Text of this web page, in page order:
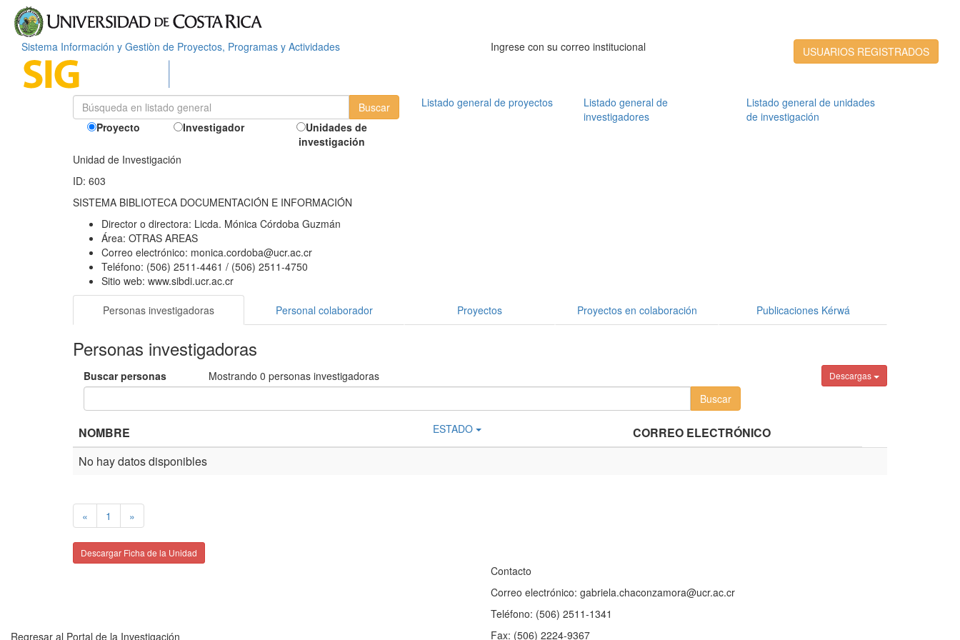
Sistema Información y Gestiòn de Proyectos, Programas y Actividades USUARIOS REGISTRADOS
Ingrese con su correo institucional
Proyecto Investigador
Unidades de
investigación
Listado general de proyectos
Listado general de
investigadores
Listado general de unidades
de investigación
Unidad de Investigación
ID: 603
SISTEMA BIBLIOTECA DOCUMENTACIÓN E INFORMACIÓN
Director o directora: Licda. Mónica Córdoba Guzmán
Área: OTRAS AREAS
Correo electrónico: monica.cordoba@ucr.ac.cr
Teléfono: (506) 2511-4461 / (506) 2511-4750
Sitio web: www.sibdi.ucr.ac.cr
Personas investigadoras Personal colaborador Proyectos Proyectos en colaboración Publicaciones Kérwá
Personas investigadoras
Descargas
Buscar personas Mostrando 0 personas investigadoras
NOMBRE ESTADO
CORREO ELECTRÓNICO
No hay datos disponibles
« 1 »
Descargar Ficha de la Unidad
Regresar al Portal de la Investigación
Contacto
Correo electrónico: gabriela.chaconzamora@ucr.ac.cr
Teléfono: (506) 2511-1341
Fax: (506) 2224-9367